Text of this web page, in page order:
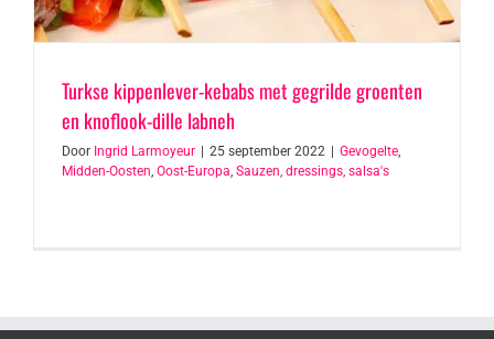
Turkse kippenlever-kebabs met gegrilde groenten
en knoflook-dille labneh
Door Ingrid Larmoyeur 25 september 2022 Gevogelte,
Midden-Oosten, Oost-Europa, Sauzen, dressings, salsa's